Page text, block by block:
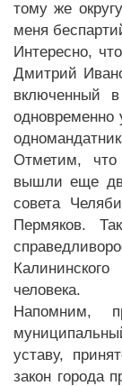
тому же
меня
Интересно,
Дмитрий
включенный
одновременно
Отметим,
вышли еще
совета
Пермяков.
человека.
Напомним,
уставу,
закон города